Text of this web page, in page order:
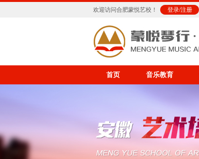
欢迎访问合肥蒙悦艺校！ 登录/注册
首页 音乐教育